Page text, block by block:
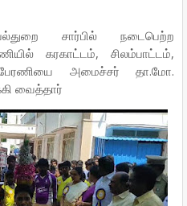
சார்பில் நடைபெற்ற
கரகாட்டம், சிலம்பாட்டம்,
அமைச்சர் தா.மோ.
வைத்தார்